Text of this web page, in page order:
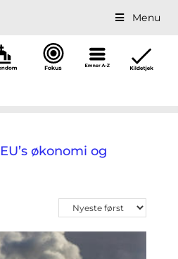
Menu
EU’s økonomi og